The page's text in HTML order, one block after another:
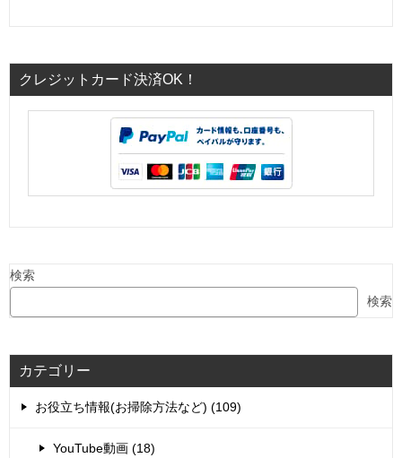
クレジットカード決済OK！
検索
検索
カテゴリー
お役立ち情報(お掃除方法など) (109)
YouTube動画 (18)